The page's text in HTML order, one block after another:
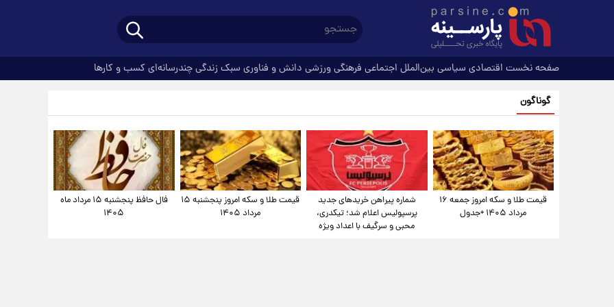
صفحه نخست اقتصادی سیاسی بین‌الملل اجتماعی فرهنگیورزشی دانش و فناوری سبک زندگیچندرسانه‌ای کسب و کارها
گوناگون
قیمت طلا و سکه امروز جمعه ۱۶
مرداد ۱۴۰۵ +جدول
شماره پیراهن خریدهای جدید
پرسپولیس اعلام شد؛ تیکدری،
محبی و سرگیف با اعداد ویژه
قیمت طلا و سکه امروز پنجشنبه ۱۵
مرداد ۱۴۰۵
فال حافظ پنجشنبه ۱۵ مرداد ماه
۱۴۰۵